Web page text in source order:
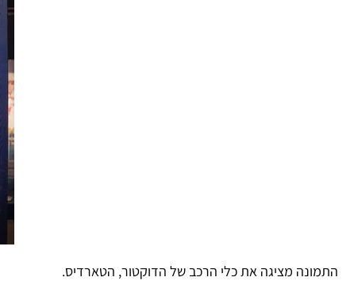
התמונה מציגה את כלי הרכב של הדוקטור, הטארדיס.